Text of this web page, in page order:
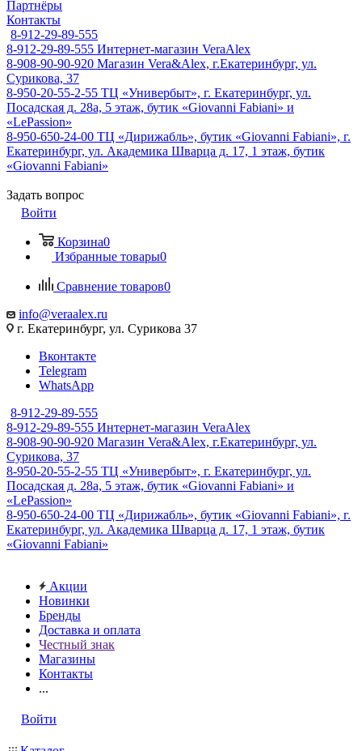
Партнёры
Контакты
8-912-29-89-555
8-912-29-89-555 Интернет-магазин VeraAlex
8-908-90-90-920 Магазин Vera&Alex, г.Екатеринбург, ул.
Сурикова, 37
8-950-20-55-2-55 ТЦ «Универбыт», г. Екатеринбург, ул.
Посадская д. 28а, 5 этаж, бутик «Giovanni Fabiani» и
«LePassion»
8-950-650-24-00 ТЦ «Дирижабль», бутик «Giovanni Fabiani», г.
Екатеринбург, ул. Академика Шварца д. 17, 1 этаж, бутик
«Giovanni Fabiani»
Задать вопрос
Войти
Корзина0
Избранные товары0
Сравнение товаров0
info@veraalex.ru
г. Екатеринбург, ул. Сурикова 37
Вконтакте
Telegram
WhatsApp
8-912-29-89-555
8-912-29-89-555 Интернет-магазин VeraAlex
8-908-90-90-920 Магазин Vera&Alex, г.Екатеринбург, ул.
Сурикова, 37
8-950-20-55-2-55 ТЦ «Универбыт», г. Екатеринбург, ул.
Посадская д. 28а, 5 этаж, бутик «Giovanni Fabiani» и
«LePassion»
8-950-650-24-00 ТЦ «Дирижабль», бутик «Giovanni Fabiani», г.
Екатеринбург, ул. Академика Шварца д. 17, 1 этаж, бутик
«Giovanni Fabiani»
Акции
Новинки
Бренды
Доставка и оплата
Честный знак
Магазины
Контакты
...
Войти